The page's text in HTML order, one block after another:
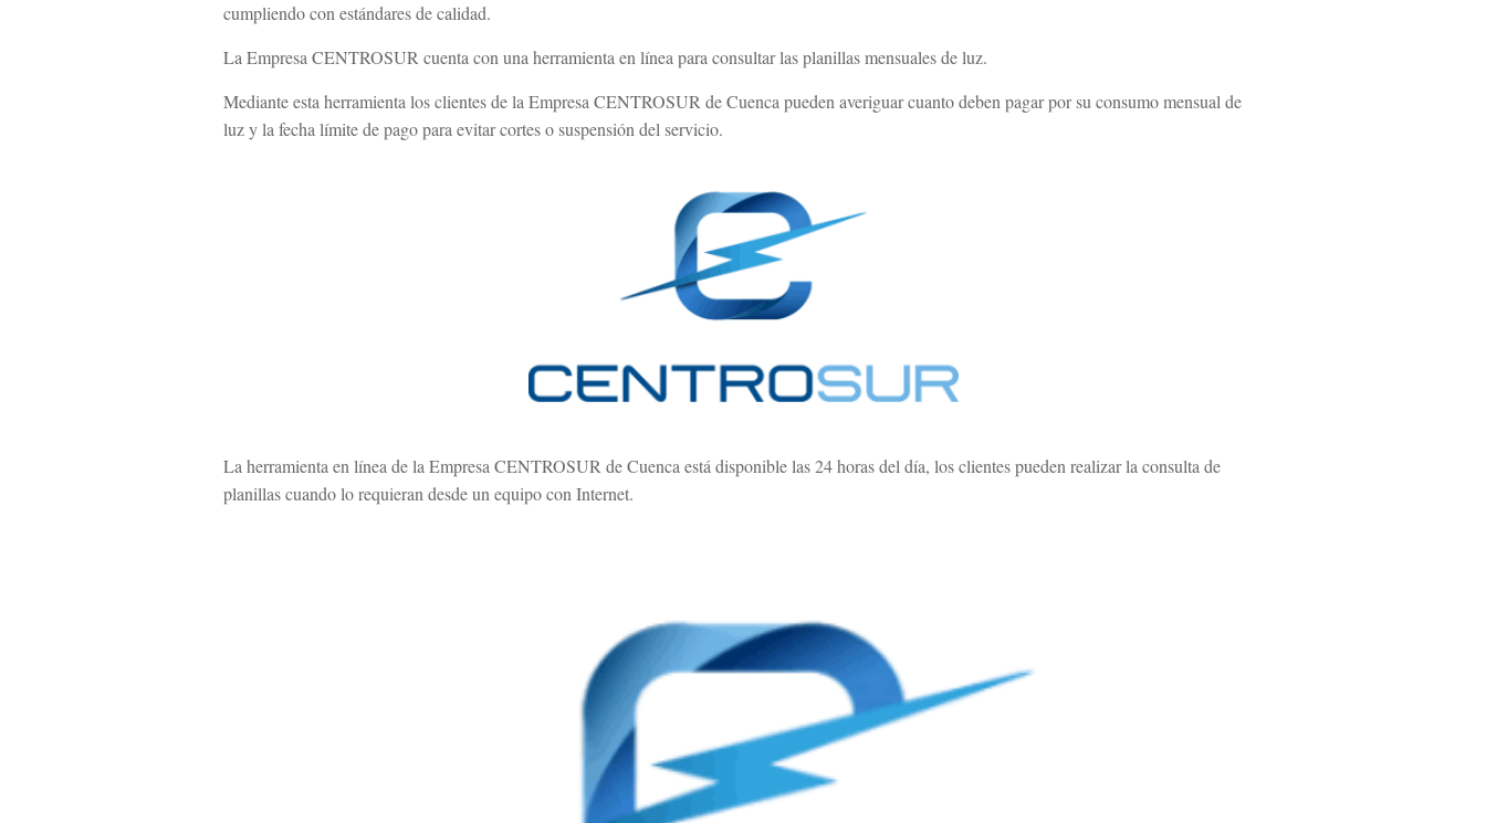
cumpliendo con estándares de calidad.
La Empresa CENTROSUR cuenta con una herramienta en línea para consultar las planillas mensuales de luz.
Mediante esta herramienta los clientes de la Empresa CENTROSUR de Cuenca pueden averiguar cuanto deben pagar por su consumo mensual de
luz y la fecha límite de pago para evitar cortes o suspensión del servicio.
La herramienta en línea de la Empresa CENTROSUR de Cuenca está disponible las 24 horas del día, los clientes pueden realizar la consulta de
planillas cuando lo requieran desde un equipo con Internet.